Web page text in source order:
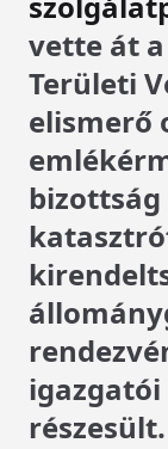
vette át
Területi
elismerő
igazgatói
részesült.